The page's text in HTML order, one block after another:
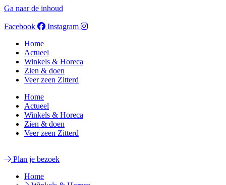
Ga naar de inhoud
Facebook
Instagram
Home
Actueel
Winkels & Horeca
Zien & doen
Veer zeen Zitterd
Home
Actueel
Winkels & Horeca
Zien & doen
Veer zeen Zitterd
Plan je bezoek
Home